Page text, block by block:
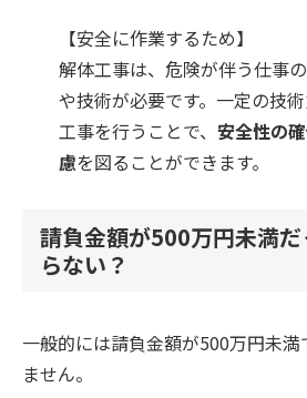
【安全に作業するため】
解体工事は、危険が伴う仕事
や技術が必要です。一定の技
工事を行うことで、 安全性の
慮を図ることができます。
請負金額が500万円未満
らない？
一般的には請負金額が500万円未満
ません。